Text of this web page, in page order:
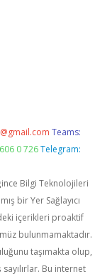
Teams:
0 726 Telegram:
Bilgi Teknolojileri
bir Yer Sağlayıcı
içerikleri proaktif
bulunmamaktadır.
taşımakta olup,
Bu internet